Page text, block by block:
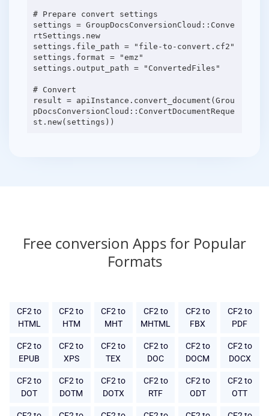
# Prepare convert settings
settings = GroupDocsConversionCloud::Conve
rtSettings.new
settings.file_path = "file-to-convert.cf2"
settings.format = "emz"
settings.output_path = "ConvertedFiles"
# Convert
result = apiInstance.convert_document(Grou
pDocsConversionCloud::ConvertDocumentReque
Free conversion Apps for Popular
Formats
CF2 to
HTML
CF2 to
HTM
CF2 to
MHT
CF2 to
MHTML
CF2 to
FBX
CF2 to
PDF
CF2 to
EPUB
CF2 to
XPS
CF2 to
TEX
CF2 to
DOC
CF2 to
DOCM
CF2 to
DOCX
CF2 to
DOT
CF2 to
DOTM
CF2 to
DOTX
CF2 to
RTF
CF2 to
ODT
CF2 to
OTT